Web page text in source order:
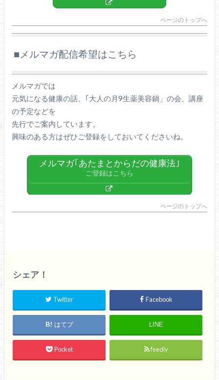
ページのトップへ
■メルマガ配信希望はこちら
メルマガでは
元気になる健康の話、｢大人の月9生薬美容鍋」の会、講座
の予定などを
先行でご案内しています。
興味のある方はぜひご登録をしておいてくださいね。
メルマガ｢あたまとからだの健康法｣
ご登録はこちら
ページのトップへ
シェア！
Twitter Facebook
はてブ LINE
Pocket feedly